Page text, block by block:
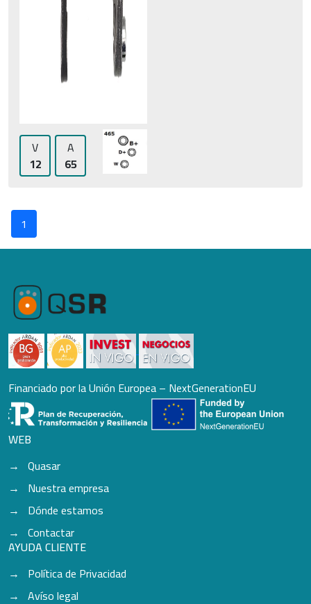
V
12
A
65
1
Financiado por la Unión Europea – NextGenerationEU
WEB
Quasar
Nuestra empresa
Dónde estamos
Contactar
AYUDA CLIENTE
Política de Privacidad
Avíso legal